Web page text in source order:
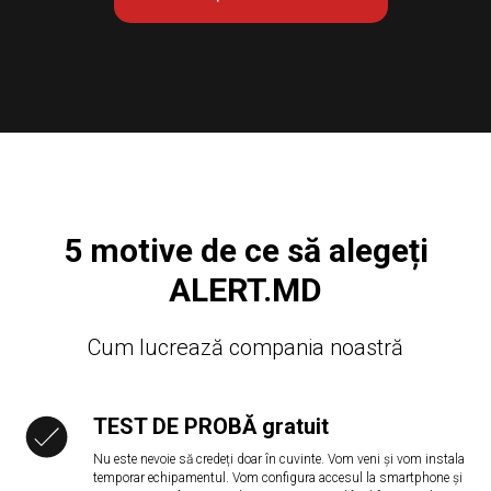
5 motive de ce să alegeți
ALERT.MD
Cum lucrează compania noastră
TEST DE PROBĂ gratuit
Nu este nevoie să credeți doar în cuvinte. Vom veni și vom instala
temporar echipamentul. Vom configura accesul la smartphone și